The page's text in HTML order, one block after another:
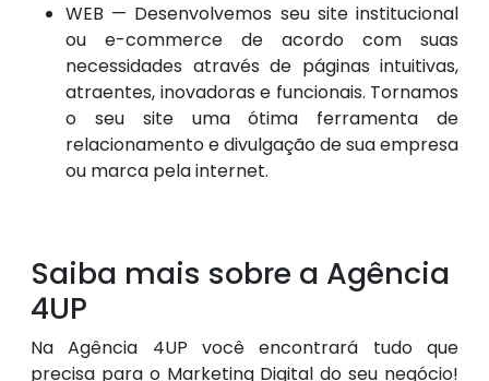
WEB — Desenvolvemos seu site institucional
ou e-commerce de acordo com suas
necessidades através de páginas intuitivas,
atraentes, inovadoras e funcionais. Tornamos
o seu site uma ótima ferramenta de
relacionamento e divulgação de sua empresa
ou marca pela internet.
Saiba mais sobre a Agência
4UP
Na Agência 4UP você encontrará tudo que
precisa para o Marketing Digital do seu negócio!